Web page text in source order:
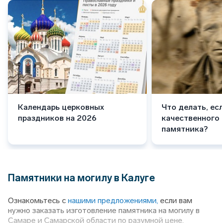
Календарь церковных
праздников на 2026
Что делать,
памятника?
Памятники на могилу в Калуге
Ознакомьтесь с нашими предложениями, если вам
нужно заказать изготовление памятника на могилу в
Самаре и Самарской области по разумной цене.